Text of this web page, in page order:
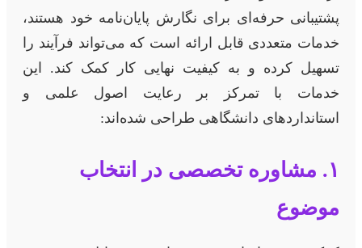
پشتیبانی حرفه‌ای برای نگارش پایان‌نامه خود هستند،
خدمات متعددی قابل ارائه است که می‌تواند فرآیند را
تسهیل کرده و به کیفیت نهایی کار کمک کند. این
خدمات با تمرکز بر رعایت اصول علمی و
استانداردهای دانشگاهی طراحی شده‌اند:
۱. مشاوره تخصصی در انتخاب
موضوع